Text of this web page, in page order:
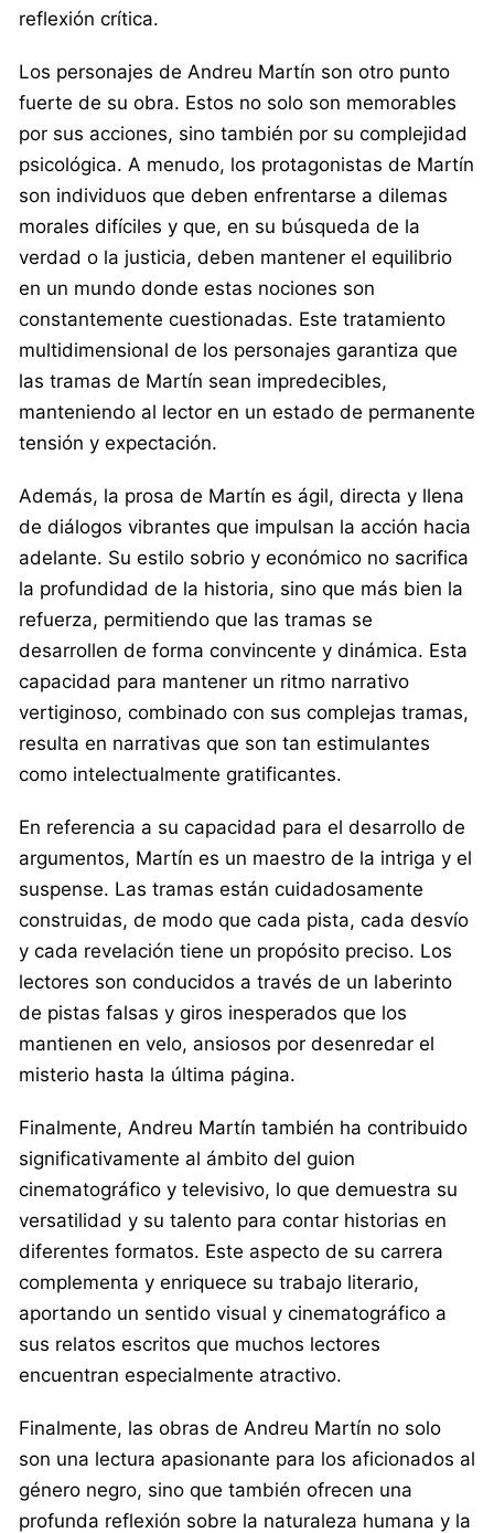
reflexión crítica.
Los personajes de Andreu Martín son otro punto
fuerte de su obra. Estos no solo son memorables
por sus acciones, sino también por su complejidad
psicológica. A menudo, los protagonistas de Martín
son individuos que deben enfrentarse a dilemas
morales difíciles y que, en su búsqueda de la
verdad o la justicia, deben mantener el equilibrio
en un mundo donde estas nociones son
constantemente cuestionadas. Este tratamiento
multidimensional de los personajes garantiza que
las tramas de Martín sean impredecibles,
manteniendo al lector en un estado de permanente
tensión y expectación.
Además, la prosa de Martín es ágil, directa y llena
de diálogos vibrantes que impulsan la acción hacia
adelante. Su estilo sobrio y económico no sacrifica
la profundidad de la historia, sino que más bien la
refuerza, permitiendo que las tramas se
desarrollen de forma convincente y dinámica. Esta
capacidad para mantener un ritmo narrativo
vertiginoso, combinado con sus complejas tramas,
resulta en narrativas que son tan estimulantes
como intelectualmente gratificantes.
En referencia a su capacidad para el desarrollo de
argumentos, Martín es un maestro de la intriga y el
suspense. Las tramas están cuidadosamente
construidas, de modo que cada pista, cada desvío
y cada revelación tiene un propósito preciso. Los
lectores son conducidos a través de un laberinto
de pistas falsas y giros inesperados que los
mantienen en velo, ansiosos por desenredar el
misterio hasta la última página.
Finalmente, Andreu Martín también ha contribuido
significativamente al ámbito del guion
cinematográfico y televisivo, lo que demuestra su
versatilidad y su talento para contar historias en
diferentes formatos. Este aspecto de su carrera
complementa y enriquece su trabajo literario,
aportando un sentido visual y cinematográfico a
sus relatos escritos que muchos lectores
encuentran especialmente atractivo.
Finalmente, las obras de Andreu Martín no solo
son una lectura apasionante para los aficionados al
género negro, sino que también ofrecen una
profunda reflexión sobre la naturaleza humana y la